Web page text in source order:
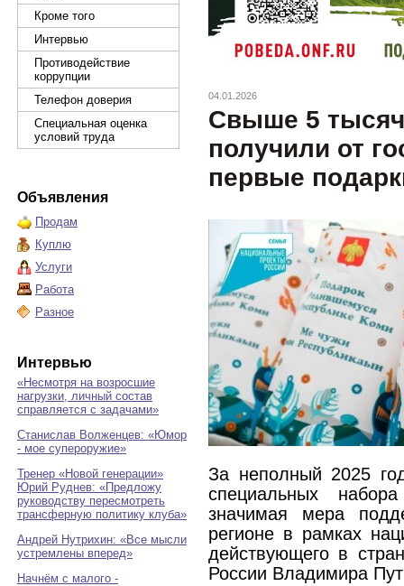
Кроме того
Интервью
Противодействие
коррупции
Телефон доверия
Специальная оценка
условий труда
Объявления
Продам
Куплю
Услуги
Работа
Разное
Интервью
«Несмотря на возросшие
нагрузки, личный состав
справляется с задачами»
Станислав Волженцев: «Юмор
- мое супероружие»
Тренер «Новой генерации»
Юрий Руднев: «Предложу
руководству пересмотреть
трансферную политику клуба»
Андрей Нутрихин: «Все мысли
устремлены вперед»
Начнём с малого -
04.01.2026
Свыше 5
получили от
первые
За неполный 2025
специальных
значимая мера
регионе в рамках
действующего в
России Владимира